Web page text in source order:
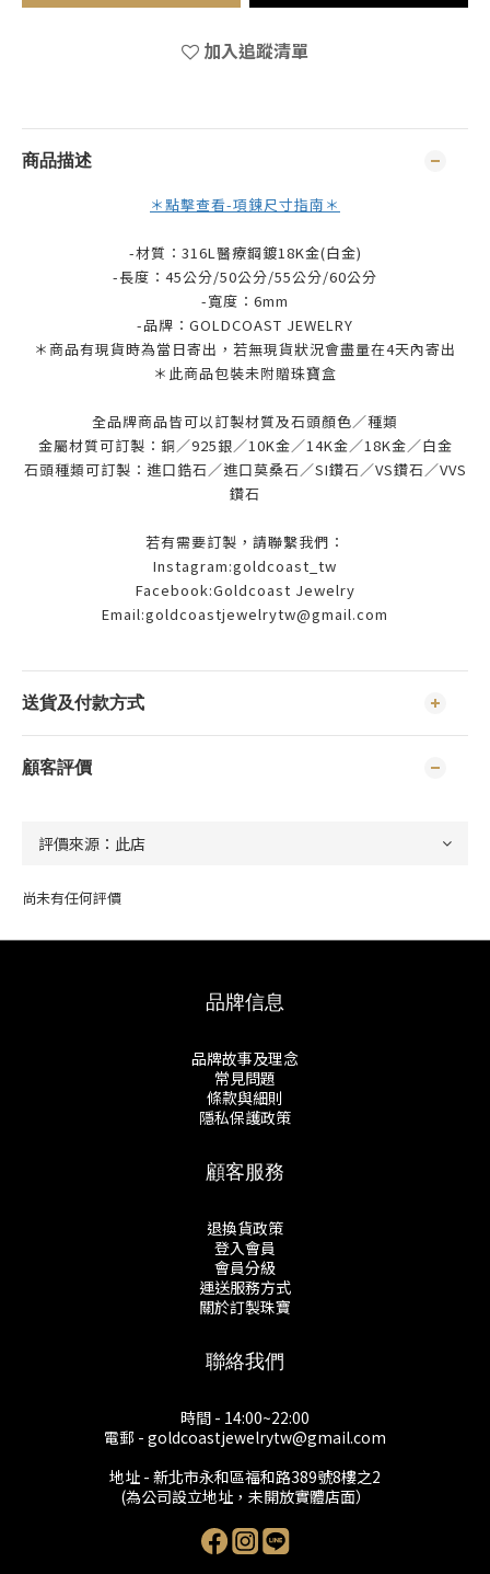
加入追蹤清單
商品描述
＊點擊查看-項鍊尺寸指南＊
-材質：316L醫療鋼鍍18K金(白金)
-長度：45公分/50公分/55公分/60公分
-寬度：6mm
-品牌： GOLDCOAST JEWELRY
＊商品有現貨時為當日寄出，若無現貨狀況會盡量在4天內寄出
＊此商品包裝未附贈珠寶盒
全品牌商品皆可以訂製材質及石頭顏色／種類
金屬材質可訂製：銅／925銀／10K金／14K金／18K金／白金
石頭種類可訂製：進口鋯石／進口莫桑石／SI鑽石／VS鑽石／VVS
鑽石
若有需要訂製，請聯繫我們：
Instagram:goldcoast_tw
Facebook:Goldcoast Jewelry
Email:goldcoastjewelrytw@gmail.com
送貨及付款方式
顧客評價
尚未有任何評價
品牌信息
品牌故事及理念
常見問題
條款與細則
隱私保護政策
顧客服務
退換貨政策
登入會員
會員分級
運送服務方式
關於訂製珠寶
聯絡我們
時間 - 14:00~22:00
電郵 - goldcoastjewelrytw@gmail.com
地址 - 新北市永和區福和路389號8樓之2
(為公司設立地址，未開放實體店面）